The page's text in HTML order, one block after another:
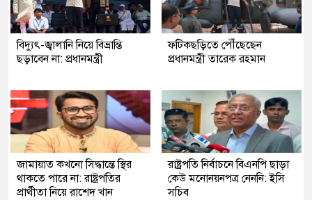
বিদ্যুৎ-জ্বালানি নিয়ে বিভ্রান্তি
ছড়াবেন না: প্রধানমন্ত্রী
ফটিকছড়িতে পৌঁছেছেন
প্রধানমন্ত্রী তারেক রহমান
জামায়াত কখনো সিদ্ধান্তে স্থির
থাকতে পারে না: রাষ্ট্রপতির
প্রার্থীতা নিয়ে রাশেদ খান
রাষ্ট্রপতি নির্বাচনে বিএনপি ছাড়া
কেউ মনোনয়নপত্র নেননি: ইসি
সচিব